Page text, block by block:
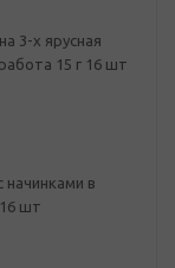
3-х ярусная
15 г 16 шт
в
шт